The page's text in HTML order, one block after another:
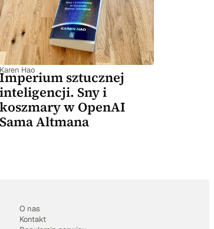
Karen Hao
Imperium sztucznej
inteligencji. Sny i
koszmary w OpenAI
Sama Altmana
O nas
Kontakt